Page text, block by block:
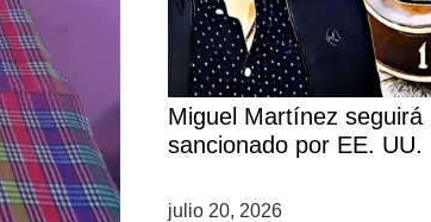
Miguel Martínez seguirá
sancionado por EE. UU.
julio 20, 2026